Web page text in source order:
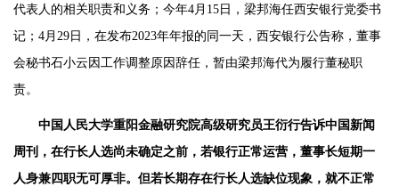
代表人的相关职责和义务；今年4月15日，梁邦海任西安银行党委书
记；4月29日，在发布2023年年报的同一天，西安银行公告称，董事
会秘书石小云因工作调整原因辞任，暂由梁邦海代为履行董秘职
责。
中国人民大学重阳金融研究院高级研究员王衍行告诉中国新闻
周刊，在行长人选尚未确定之前，若银行正常运营，董事长短期一
人身兼四职无可厚非。但若长期存在行长人选缺位现象，就不正常